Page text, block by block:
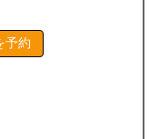
予約